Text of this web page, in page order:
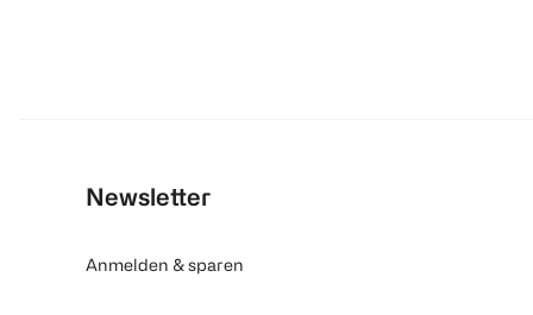
Newsletter
Anmelden & sparen